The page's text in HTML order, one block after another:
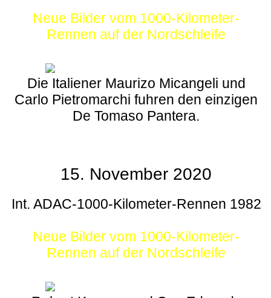
Neue Bilder vom 1000-Kilometer-
Rennen auf der Nordschleife
Die Italiener Maurizo Micangeli und
Carlo Pietromarchi fuhren den einzigen
De Tomaso Pantera.
15. November 2020
Int. ADAC-1000-Kilometer-Rennen 1982
Neue Bilder vom 1000-Kilometer-
Rennen auf der Nordschleife